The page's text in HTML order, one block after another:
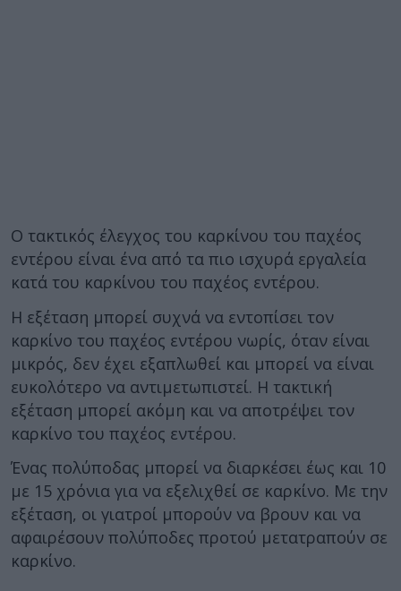
Ο τακτικός έλεγχος του καρκίνου του παχέος
εντέρου είναι ένα από τα πιο ισχυρά εργαλεία
κατά του καρκίνου του παχέος εντέρου.
Η εξέταση μπορεί συχνά να εντοπίσει τον
καρκίνο του παχέος εντέρου νωρίς, όταν είναι
μικρός, δεν έχει εξαπλωθεί και μπορεί να είναι
ευκολότερο να αντιμετωπιστεί. Η τακτική
εξέταση μπορεί ακόμη και να αποτρέψει τον
καρκίνο του παχέος εντέρου.
Ένας πολύποδας μπορεί να διαρκέσει έως και 10
με 15 χρόνια για να εξελιχθεί σε καρκίνο. Με την
εξέταση, οι γιατροί μπορούν να βρουν και να
αφαιρέσουν πολύποδες προτού μετατραπούν σε
καρκίνο.